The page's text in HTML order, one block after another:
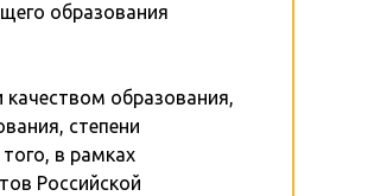
образования
образования,
степени
в рамках
Российской